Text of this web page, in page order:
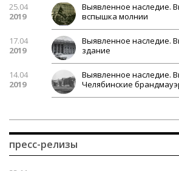
25.04
2019
Выявленное наследие.
вспышка молнии
17.04
2019
Выявленное наследие.
здание
14.04
2019
Выявленное наследие.
Челябинские
пресс-релизы